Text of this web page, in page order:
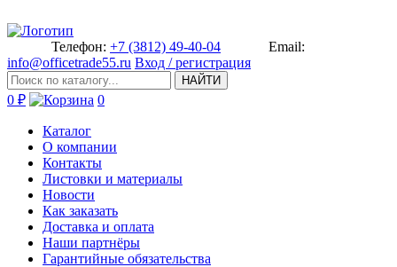
Телефон: +7 (3812) 49-40-04
Email:
info@officetrade55.ru Вход / регистрация
НАЙТИ
0 ₽ 0
Каталог
О компании
Контакты
Листовки и материалы
Новости
Как заказать
Доставка и оплата
Наши партнёры
Гарантийные обязательства